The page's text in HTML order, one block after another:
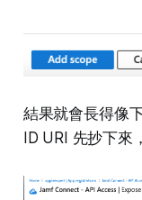
結果就會長得像
ID URI 先抄下來